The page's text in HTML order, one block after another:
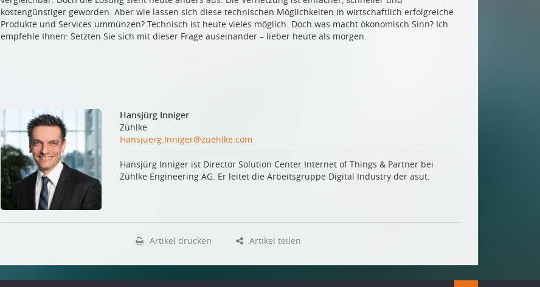
kostengünstiger geworden. Aber wie lassen sich diese technischen Möglichkeiten in wirtschaftlich erfolgreiche
Produkte und Services ummünzen? Technisch ist heute vieles möglich. Doch was macht ökonomisch Sinn? Ich
empfehle Ihnen: Setzten Sie sich mit dieser Frage auseinander – lieber heute als morgen.
Hansjürg Inniger
Zühlke
Hansjuerg.Inniger@zuehlke.com
Hansjürg Inniger ist Director Solution Center Internet of Things & Partner bei
Zühlke Engineering AG. Er leitet die Arbeitsgruppe Digital Industry der asut.
Artikel drucken Artikel teilen